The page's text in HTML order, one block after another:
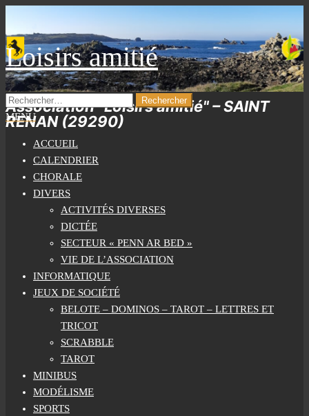
the
content
Loisirs amitié
Association "Loisirs amitié" – SAINT
RENAN (29290)
RECHERCHER :
MENU
ACCUEIL
CALENDRIER
CHORALE
DIVERS
ACTIVITÉS DIVERSES
DICTÉE
SECTEUR « PENN AR BED »
VIE DE L’ASSOCIATION
INFORMATIQUE
JEUX DE SOCIÉTÉ
BELOTE – DOMINOS – TAROT – LETTRES ET
TRICOT
SCRABBLE
TAROT
MINIBUS
MODÉLISME
SPORTS